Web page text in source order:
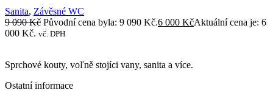
Sanita, Závěsné WC
9 090Kč Původní cena byla: 9 090 Kč.6 000 KčAktuální cena je: 6
000 Kč. vč. DPH
Sprchové kouty, voľně stojíci vany, sanita a více.
Ostatní informace